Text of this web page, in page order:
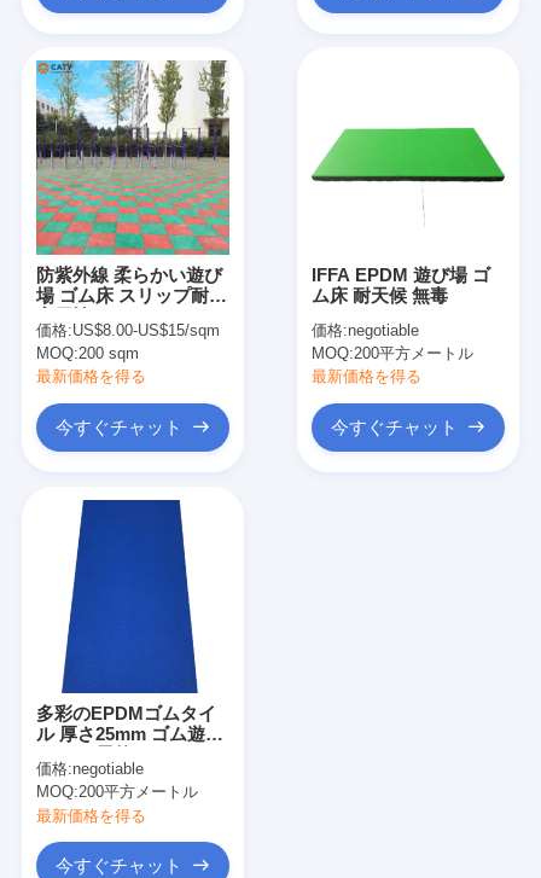
SBRのゴム製微粒
PU結合剤
人工的な泥炭の草
走道設置
防紫外線 柔らかい遊び
場 ゴム床 スリップ耐性
価格:US$8.00-US$15/sqm
MOQ:200 sqm
最新価格を得る
今すぐチャット
IFFA EPDM 遊び場 ゴ
ム床 耐天候 無毒
価格:negotiable
MOQ:200平方メートル
最新価格を得る
今すぐチャット
多彩のEPDMゴムタイ
ル 厚さ25mm ゴム遊び
価格:negotiable
MOQ:200平方メートル
最新価格を得る
今すぐチャット